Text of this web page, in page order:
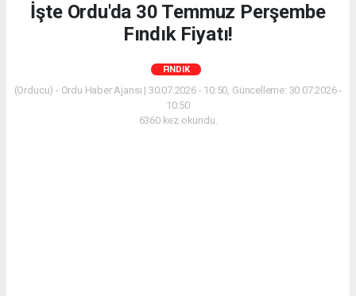
İşte Ordu'da 30 Temmuz Perşembe
Fındık Fiyatı!
FINDIK
(Orducu) - Ordu Haber Ajansı | 30.07.2026 - 10:50, Güncelleme: 30.07.2026 -
10:50
6360 kez okundu.